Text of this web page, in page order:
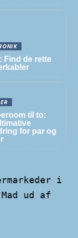
Find de rette
til to:
for par og
i
ud af